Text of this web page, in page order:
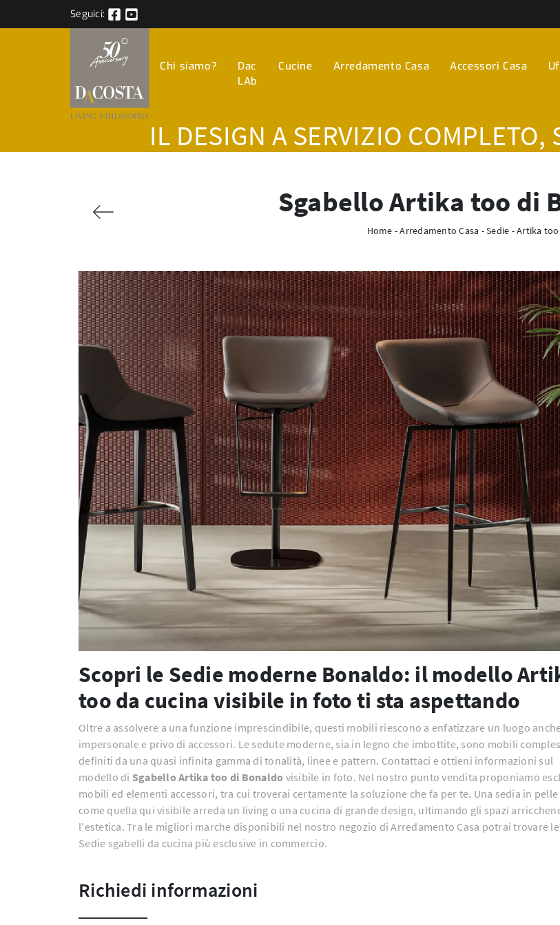
Seguici:
Chi siamo?
Dac
LAb
Cucine Arredamento Casa Accessori Casa
IL DESIGN A SERVIZIO COMPLETO,
Sgabello Artika too di
Home -Arredamento Casa -Sedie -Artika too
Scopri le Sedie moderne Bonaldo: il modello
too da cucina visibile in foto ti sta aspettando
Oltre a assolvere a una funzione imprescindibile, questi mobili riescono a enfatizzare un luogo
impersonale e privo di accessori. Le sedute moderne, sia in legno che imbottite, sono mobili
definiti da una quasi infinita gamma di tonalità, linee e pattern. Contattaci e ottieni informazioni sul
modello di Sgabello Artika too di Bonaldo visibile in foto. Nel nostro punto vendita proponiamo
mobili ed elementi accessori, tra cui troverai certamente la soluzione che fa per te. Una sedia in pelle
come quella qui visibile arreda un living o una cucina di grande design, ultimando gli spazi
l'estetica. Tra le migliori marche disponibili nel nostro negozio di Arredamento Casa potrai trovare le
Sedie sgabelli da cucina più esclusive in commercio.
Richiedi informazioni